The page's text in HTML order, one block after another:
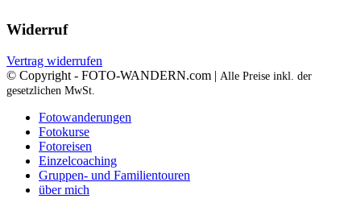
Widerruf
Vertrag widerrufen
© Copyright - FOTO-WANDERN.com | Alle Preise inkl. der
gesetzlichen MwSt.
Fotowanderungen
Fotokurse
Fotoreisen
Einzelcoaching
Gruppen- und Familientouren
über mich